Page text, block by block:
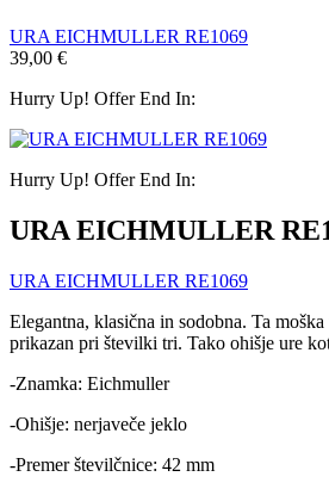
URA EICHMULLER RE1069
39,00 €
Hurry Up! Offer End In:
Hurry Up! Offer End In:
URA EICHMULLER
URA EICHMULLER RE1069
Elegantna, klasična in sodobna. Ta
prikazan pri številki tri. Tako ohišje ure
-Znamka: Eichmuller
-Ohišje: nerjaveče jeklo
-Premer številčnice: 42 mm